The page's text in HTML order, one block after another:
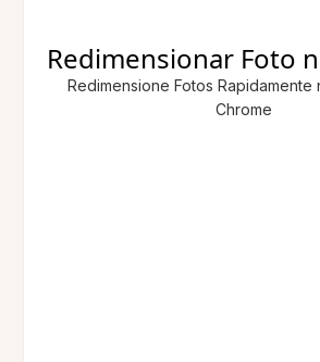
Redimensionar Foto
Redimensione Fotos
Chrome